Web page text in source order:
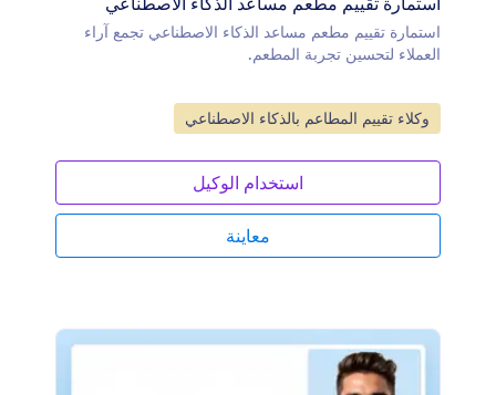
استمارة تقييم مطعم مساعد الذكاء الاصطناعي تجمع آراء
العملاء لتحسين تجربة المطعم.
انتقل إلى الفئة:
وكلاء تقييم المطاعم بالذكاء الاصطناعي
استخدام الوكيل
معاينة